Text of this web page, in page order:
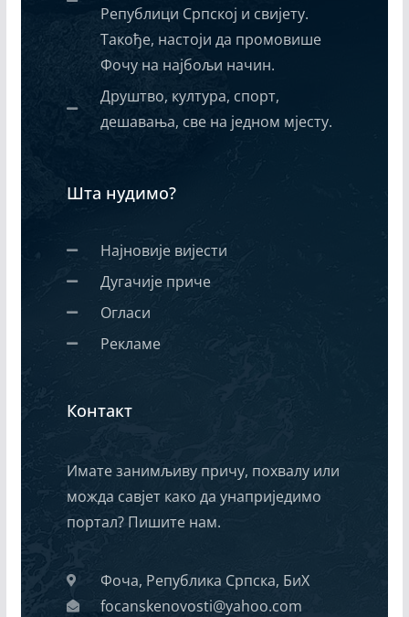
Републици Српској и свијету.
Такође, настоји да промовише
Фочу на најбољи начин.
Друштво, култура, спорт,
дешавања, све на једном мјесту.
Шта нудимо?
Најновије вијести
Дугачије приче
Огласи
Рекламе
Контакт
Имате занимљиву причу, похвалу или
можда савјет како да унаприједимо
портал? Пишите нам.
Фоча, Република Српска, БиХ
focanskenovosti@yahoo.com